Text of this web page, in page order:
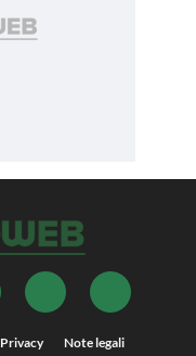
Privacy Note legali